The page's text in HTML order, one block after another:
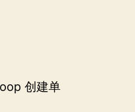
创建单